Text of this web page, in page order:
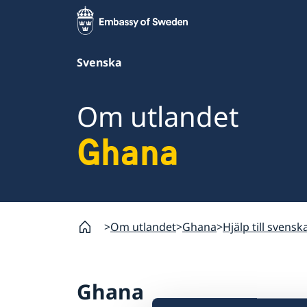
Svenska
Om utlandet
Ghana
Om utlandet Ghana Hjälp till
Ghana